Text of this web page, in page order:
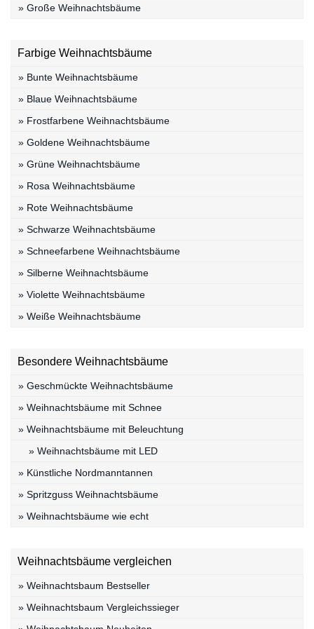
» Große Weihnachtsbäume
Farbige Weihnachtsbäume
» Bunte Weihnachtsbäume
» Blaue Weihnachtsbäume
» Frostfarbene Weihnachtsbäume
» Goldene Weihnachtsbäume
» Grüne Weihnachtsbäume
» Rosa Weihnachtsbäume
» Rote Weihnachtsbäume
» Schwarze Weihnachtsbäume
» Schneefarbene Weihnachtsbäume
» Silberne Weihnachtsbäume
» Violette Weihnachtsbäume
» Weiße Weihnachtsbäume
Besondere Weihnachtsbäume
» Geschmückte Weihnachtsbäume
» Weihnachtsbäume mit Schnee
» Weihnachtsbäume mit Beleuchtung
» Weihnachtsbäume mit LED
» Künstliche Nordmanntannen
» Spritzguss Weihnachtsbäume
» Weihnachtsbäume wie echt
Weihnachtsbäume vergleichen
» Weihnachtsbaum Bestseller
» Weihnachtsbaum Vergleichssieger